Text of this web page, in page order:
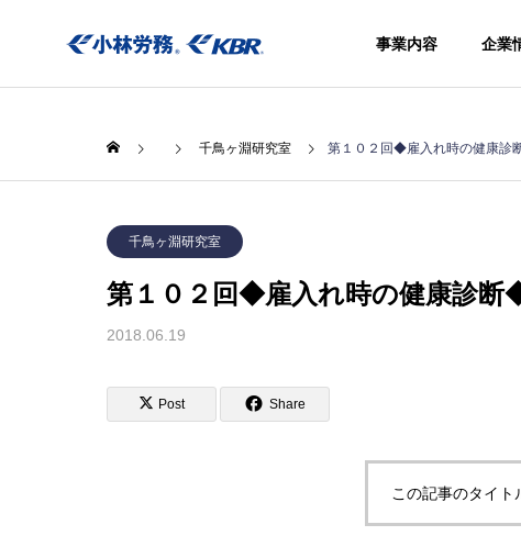
事業内容 企業
事業内容
社会保険手続
千鳥ヶ淵研究室 第１０２回◆雇入れ時の健康診
千鳥ヶ淵研究室
第１０２回◆雇入れ時の健康診断
2018.06.19
Post Share
この記事のタイト